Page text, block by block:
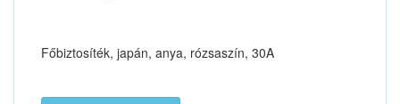
Főbiztosíték, japán, anya, rózsaszín, 30A